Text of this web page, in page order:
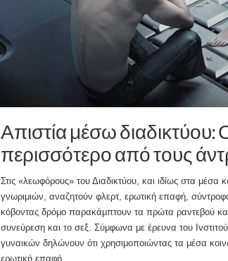
Απιστία μέσω διαδικτύου:
περισσότερο από τους
Στις «λεωφόρους» του Διαδικτύου, και ιδίως στα μέσα
γνωριμιών, αναζητούν φλερτ, ερωτική επαφή,
κόβοντας δρόμο παρακάμπτουν τα πρώτα ραντεβού
συνεύρεση και το σεξ. Σύμφωνα με έρευνα του
γυναικών δηλώνουν ότι χρησιμοποιώντας τα μέσα
ερωτική επαφή.